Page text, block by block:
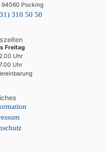
94060 Pocking
310 50 50
Freitag
Uhr
Uhr